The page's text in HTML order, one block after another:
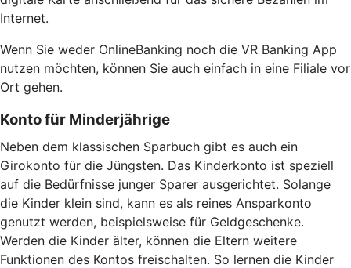
Internet.
Wenn Sie weder OnlineBanking noch die VR Banking App
nutzen möchten, können Sie auch einfach in eine Filiale vor
Ort gehen.
Konto für Minderjährige
Neben dem klassischen Sparbuch gibt es auch ein
Girokonto für die Jüngsten. Das Kinderkonto ist speziell
auf die Bedürfnisse junger Sparer ausgerichtet. Solange
die Kinder klein sind, kann es als reines Ansparkonto
genutzt werden, beispielsweise für Geldgeschenke.
Werden die Kinder älter, können die Eltern weitere
Funktionen des Kontos freischalten. So lernen die Kinder